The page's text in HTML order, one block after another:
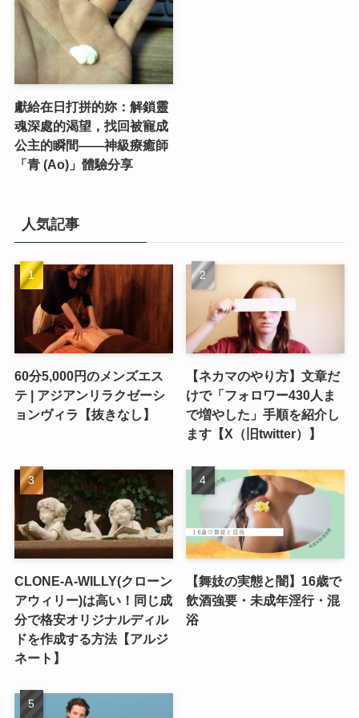
獻給在日打拼的妳：解鎖靈
魂深處的渴望，找回被寵成
公主的瞬間——神級療癒師
「青 (Ao)」體驗分享
人気記事
60分5,000円のメンズエス
テ | アジアンリラクゼーシ
ョンヴィラ【抜きなし】
【ネカマのやり方】文章だ
けで「フォロワー430人ま
で増やした」手順を紹介し
ます【X（旧twitter）】
CLONE-A-WILLY(クローン
アウィリー)は高い！同じ成
分で格安オリジナルディル
ドを作成する方法【アルジ
ネート】
【舞妓の実態と闇】16歳で
飲酒強要・未成年淫行・混
浴